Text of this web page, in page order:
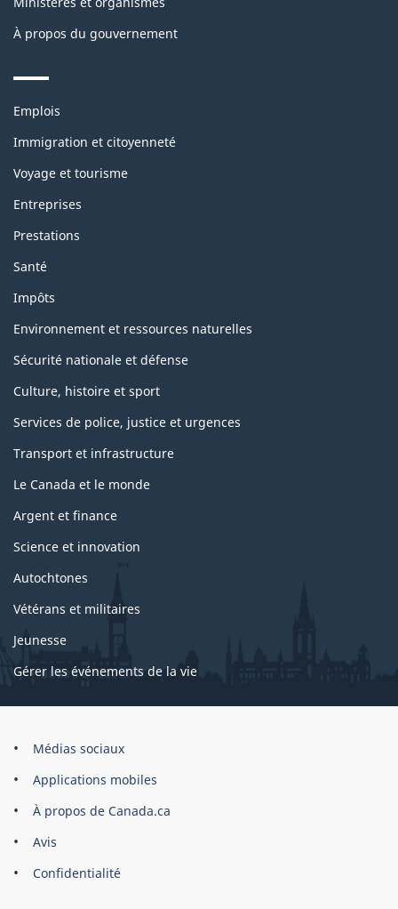
À propos du gouvernement
Themes
topics
Emplois
Immigration et citoyenneté
Voyage et tourisme
Entreprises
Prestations
Santé
Impôts
Environnement et ressources naturelles
Sécurité nationale et défense
Culture, histoire et sport
Services de police, justice et urgences
Transport et infrastructure
Le Canada et le monde
Argent et finance
Science et innovation
Autochtones
Vétérans et militaires
Jeunesse
Gérer les événements de la vie
Organisation
gouvernement
Canada
Médias sociaux
Applications mobiles
À propos de Canada.ca
Avis
Confidentialité